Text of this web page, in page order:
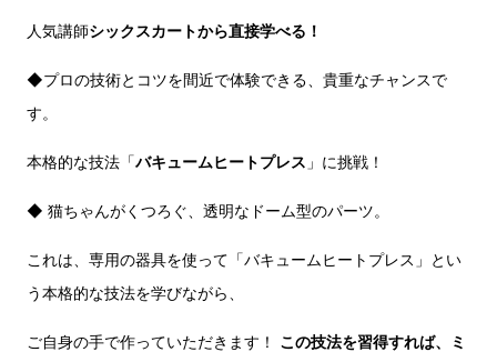
人気講師シックスカートから直接学べる！
◆プロの技術とコツを間近で体験できる、貴重なチャンスで
す。
本格的な技法「バキュームヒートプレス 」に挑戦！
◆ 猫ちゃんがくつろぐ、透明なドーム型のパーツ。
これは、専用の器具を使って「バキュームヒートプレス」とい
う本格的な技法を学びながら、
ご自身の手で作っていただきます！ この技法を習得すれば、ミ